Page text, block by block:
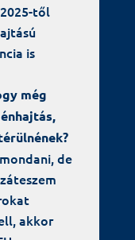
től
is
még
de
akkor